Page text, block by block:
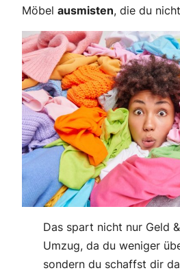
Möbel ausmisten, die du
Das spart nicht nur Geld
Umzug, da du weniger
sondern du schaffst dir